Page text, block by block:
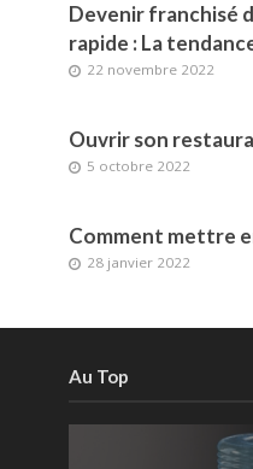
Devenir franchisé
rapide : La
22 novembre 2022
Ouvrir son
5 octobre 2022
Comment mettre
28 janvier 2022
Au Top